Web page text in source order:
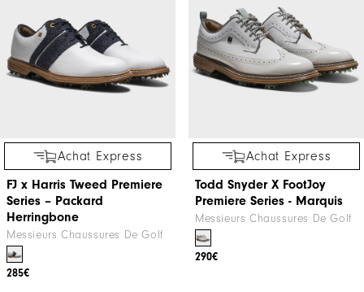
Achat Express
FJ x Harris Tweed​ Premiere
Series – Packard ​
Herringbone
Messieurs Chaussures De Golf
285€
Achat Express
Todd Snyder X FootJoy
Premiere Series - Marquis
Messieurs Chaussures De Golf
290€